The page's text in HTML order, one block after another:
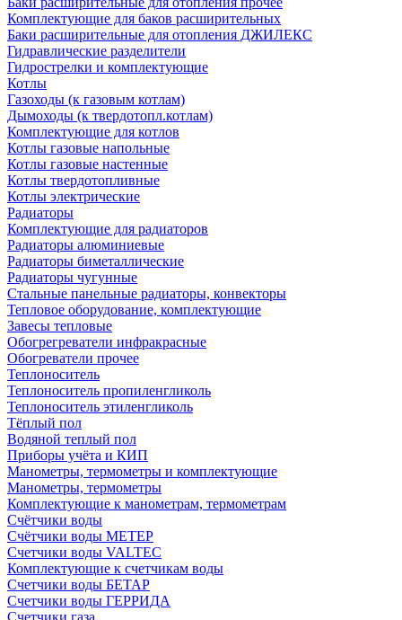
Комплектующие для баков расширительных
Баки расширительные для отопления ДЖИЛЕКС
Гидравлические разделители
Гидрострелки и комплектующие
Котлы
Газоходы (к газовым котлам)
Дымоходы (к твердотопл.котлам)
Комплектующие для котлов
Котлы газовые напольные
Котлы газовые настенные
Котлы твердотопливные
Котлы электрические
Радиаторы
Комплектующие для радиаторов
Радиаторы алюминиевые
Радиаторы биметаллические
Радиаторы чугунные
Стальные панельные радиаторы, конвекторы
Тепловое оборудование, комплектующие
Завесы тепловые
Обогрегреватели инфракрасные
Обогреватели прочее
Теплоноситель
Теплоноситель пропиленгликоль
Теплоноситель этиленгликоль
Тёплый пол
Водяной теплый пол
Приборы учёта и КИП
Манометры, термометры и комплектующие
Манометры, термометры
Комплектующие к манометрам, термометрам
Счётчики воды
Счётчики воды МЕТЕР
Счетчики воды VALTEC
Комплектующие к счетчикам воды
Счетчики воды БЕТАР
Счетчики воды ГЕРРИДА
Счетчики газа